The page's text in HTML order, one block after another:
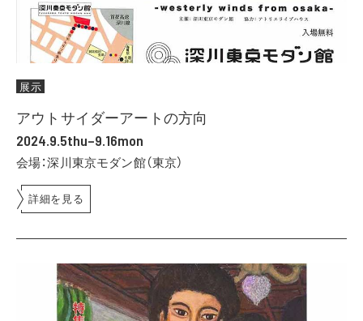
展示
アウトサイダーアートの方向
2024.9.5thu–9.16mon
会場：深川東京モダン館（東京）
詳細を見る